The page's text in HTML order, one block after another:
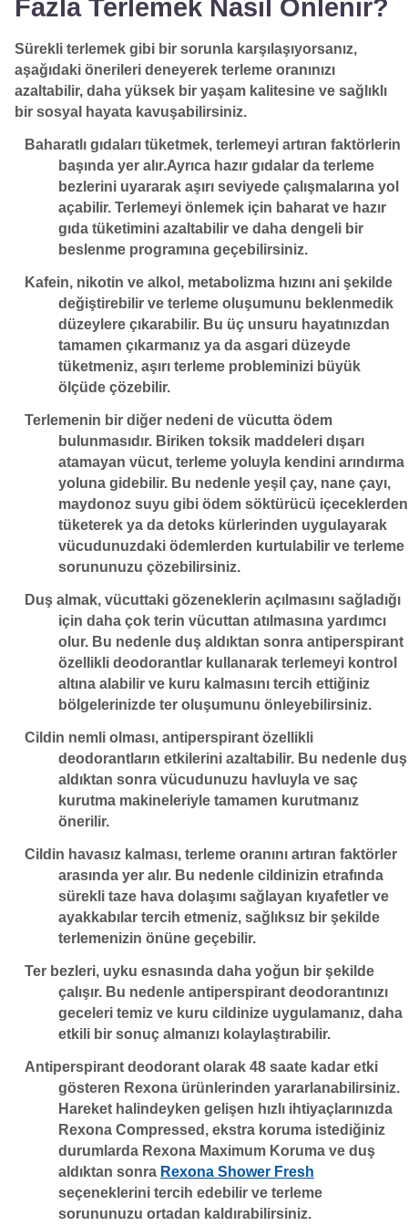
Fazla Terlemek Nasıl Önlenir?
Sürekli terlemek gibi bir sorunla karşılaşıyorsanız,
aşağıdaki önerileri deneyerek terleme oranınızı
azaltabilir, daha yüksek bir yaşam kalitesine ve sağlıklı
bir sosyal hayata kavuşabilirsiniz.
Baharatlı gıdaları tüketmek, terlemeyi artıran faktörlerin
başında yer alır.Ayrıca hazır gıdalar da terleme
bezlerini uyararak aşırı seviyede çalışmalarına yol
açabilir. Terlemeyi önlemek için baharat ve hazır
gıda tüketimini azaltabilir ve daha dengeli bir
beslenme programına geçebilirsiniz.
Kafein, nikotin ve alkol, metabolizma hızını ani şekilde
değiştirebilir ve terleme oluşumunu beklenmedik
düzeylere çıkarabilir. Bu üç unsuru hayatınızdan
tamamen çıkarmanız ya da asgari düzeyde
tüketmeniz, aşırı terleme probleminizi büyük
ölçüde çözebilir.
Terlemenin bir diğer nedeni de vücutta ödem
bulunmasıdır. Biriken toksik maddeleri dışarı
atamayan vücut, terleme yoluyla kendini arındırma
yoluna gidebilir. Bu nedenle yeşil çay, nane çayı,
maydonoz suyu gibi ödem söktürücü içeceklerden
tüketerek ya da detoks kürlerinden uygulayarak
vücudunuzdaki ödemlerden kurtulabilir ve terleme
sorununuzu çözebilirsiniz.
Duş almak, vücuttaki gözeneklerin açılmasını sağladığı
için daha çok terin vücuttan atılmasına yardımcı
olur. Bu nedenle duş aldıktan sonra antiperspirant
özellikli deodorantlar kullanarak terlemeyi kontrol
altına alabilir ve kuru kalmasını tercih ettiğiniz
bölgelerinizde ter oluşumunu önleyebilirsiniz.
Cildin nemli olması, antiperspirant özellikli
deodorantların etkilerini azaltabilir. Bu nedenle duş
aldıktan sonra vücudunuzu havluyla ve saç
kurutma makineleriyle tamamen kurutmanız
önerilir.
Cildin havasız kalması, terleme oranını artıran faktörler
arasında yer alır. Bu nedenle cildinizin etrafında
sürekli taze hava dolaşımı sağlayan kıyafetler ve
ayakkabılar tercih etmeniz, sağlıksız bir şekilde
terlemenizin önüne geçebilir.
Ter bezleri, uyku esnasında daha yoğun bir şekilde
çalışır. Bu nedenle antiperspirant deodorantınızı
geceleri temiz ve kuru cildinize uygulamanız, daha
etkili bir sonuç almanızı kolaylaştırabilir.
Antiperspirant deodorant olarak 48 saate kadar etki
gösteren Rexona ürünlerinden yararlanabilirsiniz.
Hareket halindeyken gelişen hızlı ihtiyaçlarınızda
Rexona Compressed, ekstra koruma istediğiniz
durumlarda Rexona Maximum Koruma ve duş
aldıktan sonra Rexona Shower Fresh
seçeneklerini tercih edebilir ve terleme
sorununuzu ortadan kaldırabilirsiniz.